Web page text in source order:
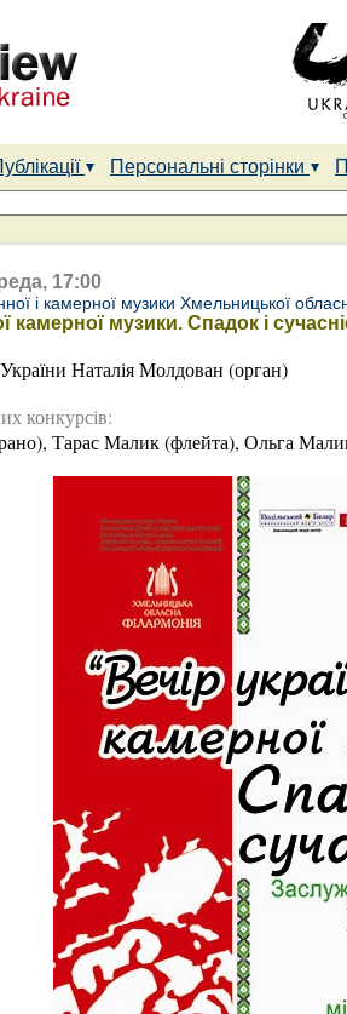
Персональні сторінки
17:00
і камерної музики Хмельницької
камерної музики. Спадок і
Наталія Молдован (орган)
конкурсів:
Тарас Малик (флейта), Ольга